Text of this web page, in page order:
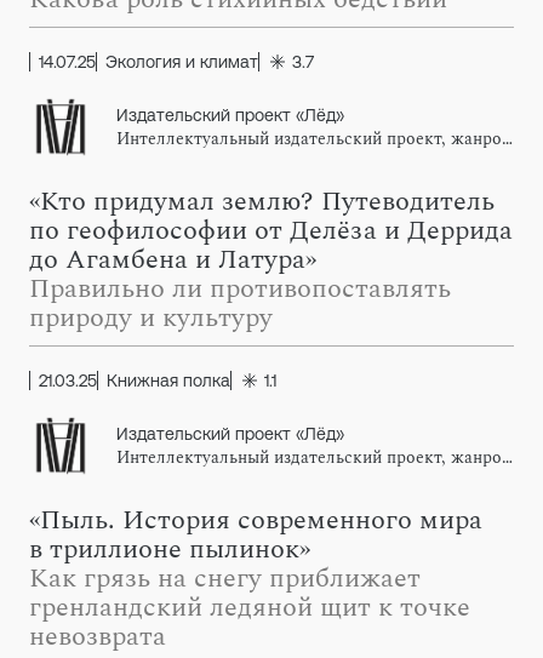
14.07.25 Экология и климат 3.7
Издательский проект «Лёд»
Интеллектуальный издательский проект, жанровый импринт издательства АСТ
«Кто придумал землю? Путеводитель
по геофилософии от Делёза и Деррида
до Агамбена и Латура»
Правильно ли противопоставлять
природу и культуру
21.03.25 Книжная полка 1.1
Издательский проект «Лёд»
Интеллектуальный издательский проект, жанровый импринт издательства АСТ
«Пыль. История современного мира
в триллионе пылинок»
Как грязь на снегу приближает
гренландский ледяной щит к точке
невозврата